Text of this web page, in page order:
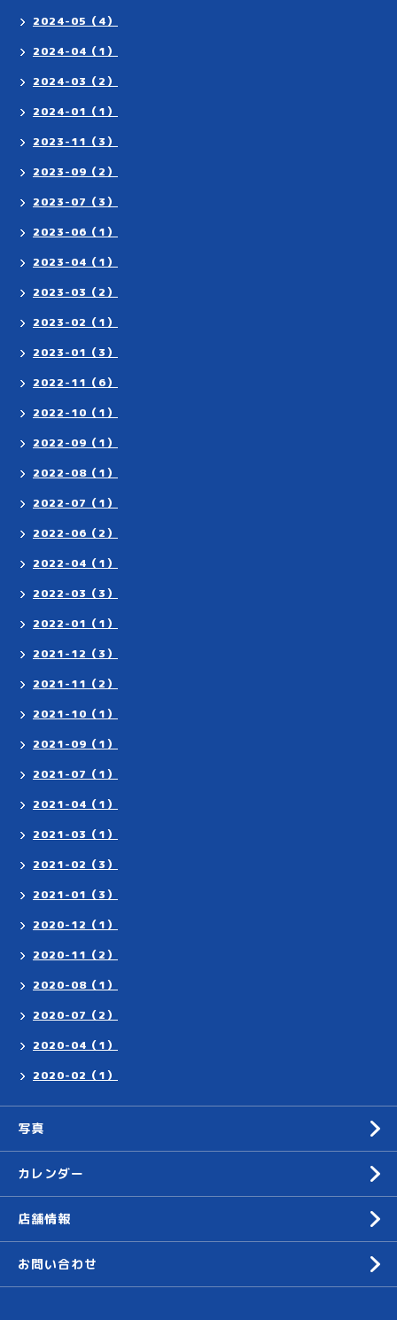
2024-05（4）
2024-04（1）
2024-03（2）
2024-01（1）
2023-11（3）
2023-09（2）
2023-07（3）
2023-06（1）
2023-04（1）
2023-03（2）
2023-02（1）
2023-01（3）
2022-11（6）
2022-10（1）
2022-09（1）
2022-08（1）
2022-07（1）
2022-06（2）
2022-04（1）
2022-03（3）
2022-01（1）
2021-12（3）
2021-11（2）
2021-10（1）
2021-09（1）
2021-07（1）
2021-04（1）
2021-03（1）
2021-02（3）
2021-01（3）
2020-12（1）
2020-11（2）
2020-08（1）
2020-07（2）
2020-04（1）
2020-02（1）
写真
カレンダー
店舗情報
お問い合わせ